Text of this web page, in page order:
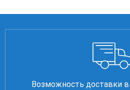
Возможность доставки